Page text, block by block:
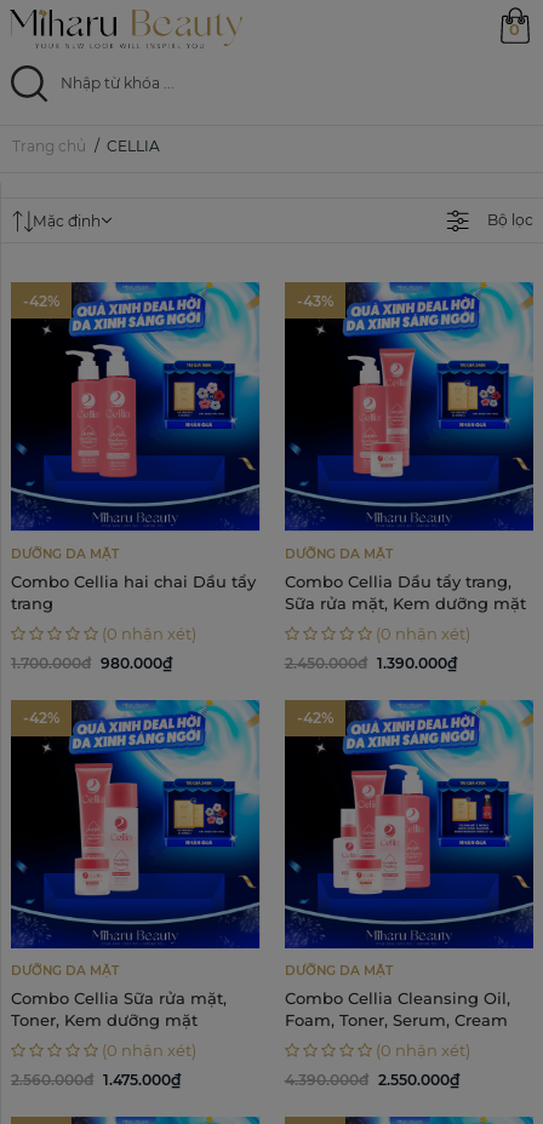
0
Ưu đãi
Magazine
Feed
0799 33 86 88
Trang chủ CELLIA
Mặc định Bộ lọc
-42%
DƯỠNG DA MẶT
Combo Cellia hai chai Dầu tẩy
trang
(0 nhận xét)
1.700.000đ 980.000₫
-43%
DƯỠNG DA MẶT
Combo Cellia Dầu tẩy trang,
Sữa rửa mặt, Kem dưỡng mặt
(0 nhận xét)
2.450.000đ 1.390.000₫
-42%
DƯỠNG DA MẶT
Combo Cellia Sữa rửa mặt,
Toner, Kem dưỡng mặt
(0 nhận xét)
2.560.000đ 1.475.000₫
-42%
DƯỠNG DA MẶT
Combo Cellia Cleansing Oil,
Foam, Toner, Serum, Cream
(0 nhận xét)
4.390.000đ 2.550.000₫